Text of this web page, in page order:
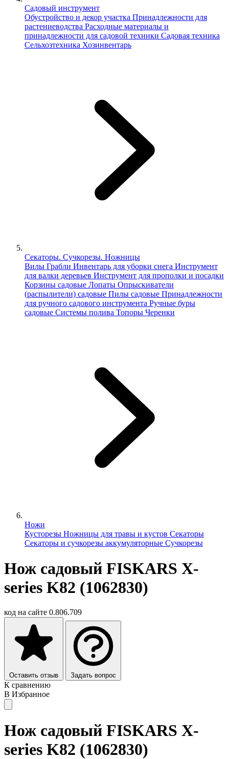
Садовый инструмент
Обустройство и декор участка Принадлежности для
растениеводства Расходные материалы и
принадлежности для садовой техники Садовая техника
Сельхозтехника Хозинвентарь
Секаторы. Сучкорезы. Ножницы
Вилы Грабли Инвентарь для уборки снега Инструмент
для валки деревьев Инструмент для прополки и посадки
Корзины садовые Лопаты Опрыскиватели
(распылители) садовые Пилы садовые Принадлежности
для ручного садового инструмента Ручные буры
садовые Системы полива Топоры Черенки
Ножи
Кусторезы Ножницы для травы и кустов Секаторы
Секаторы и сучкорезы аккумуляторные Сучкорезы
Нож садовый FISKARS X-
series K82 (1062830)
код на сайте 0.806.709
Оставить отзыв Задать вопрос
К сравнению
В Избранное
Нож садовый FISKARS X-
series K82 (1062830)